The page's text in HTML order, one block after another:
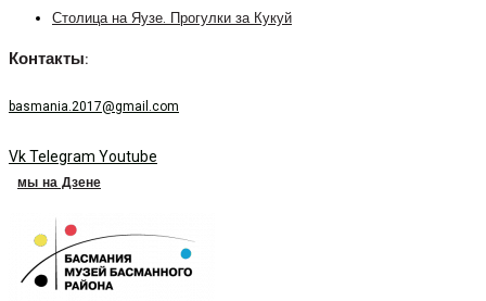
Столица на Яузе. Прогулки за Кукуй
Контакты:
basmania.2017@gmail.com
VkTelegram Youtube
мы на Дзене